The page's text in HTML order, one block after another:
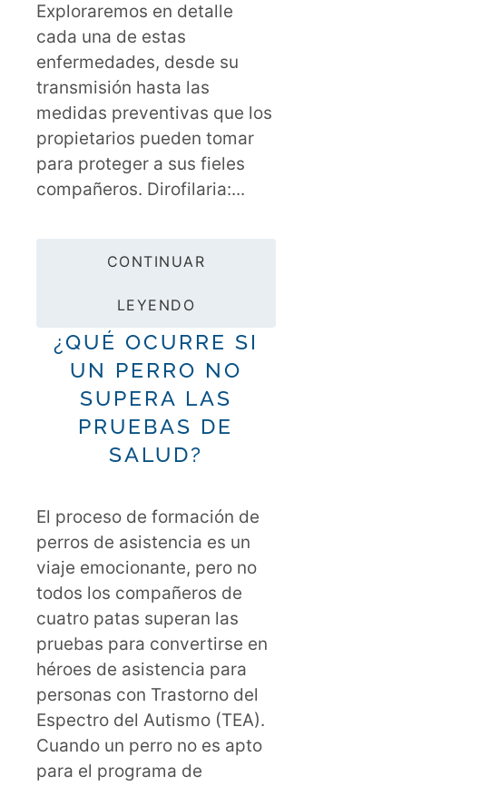
Exploraremos en detalle
cada una de estas
enfermedades, desde su
transmisión hasta las
medidas preventivas que los
propietarios pueden tomar
para proteger a sus fieles
compañeros. Dirofilaria:...
CONTINUAR
LEYENDO
¿QUÉ OCURRE SI
UN PERRO NO
SUPERA LAS
PRUEBAS DE
SALUD?
El proceso de formación de
perros de asistencia es un
viaje emocionante, pero no
todos los compañeros de
cuatro patas superan las
pruebas para convertirse en
héroes de asistencia para
personas con Trastorno del
Espectro del Autismo (TEA).
Cuando un perro no es apto
para el programa de